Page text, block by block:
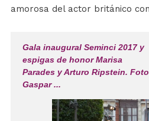
amorosa del actor británico
Gala inaugural Seminci 2017 y
espigas de honor Marisa
Parades y Arturo Ripstein.
Gaspar ...